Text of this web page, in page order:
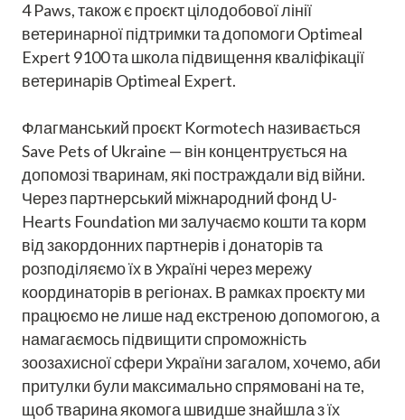
4 Paws, також є проєкт цілодобової лінії
ветеринарної підтримки та допомоги Optimeal
Expert 9100 та школа підвищення кваліфікації
ветеринарів Optimeal Expert.
Флагманський проєкт Kormotech називається
Save Pets of Ukraine — він концентрується на
допомозі тваринам, які постраждали від війни.
Через партнерський міжнародний фонд U-
Hearts Foundation ми залучаємо кошти та корм
від закордонних партнерів і донаторів та
розподіляємо їх в Україні через мережу
координаторів в регіонах. В рамках проєкту ми
працюємо не лише над екстреною допомогою, а
намагаємось підвищити спроможність
зоозахисної сфери України загалом, хочемо, аби
притулки були максимально спрямовані на те,
щоб тварина якомога швидше знайшла з їх